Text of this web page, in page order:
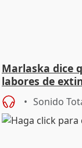
Marlaska dice
labores de
Sonido